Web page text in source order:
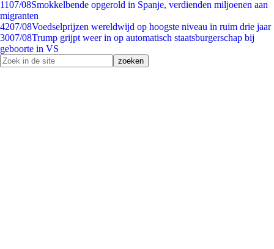
1107/08Smokkelbende opgerold in Spanje, verdienden miljoenen aan
migranten
4207/08Voedselprijzen wereldwijd op hoogste niveau in ruim drie jaar
3007/08Trump grijpt weer in op automatisch staatsburgerschap bij
geboorte in VS